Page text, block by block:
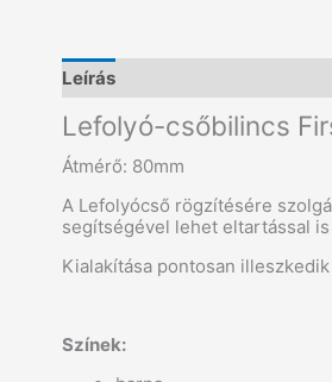
Leírás
Lefolyó-csőbilincs
Átmérő: 80mm
A Lefolyócső rögzítésére
segítségével lehet eltartással
Kialakítása pontosan
Színek: